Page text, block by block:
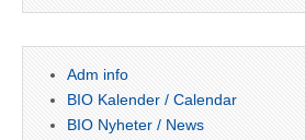
Adm info
BIO Kalender / Calendar
BIO Nyheter / News